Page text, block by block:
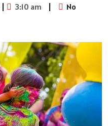
| 3:10 am |
No